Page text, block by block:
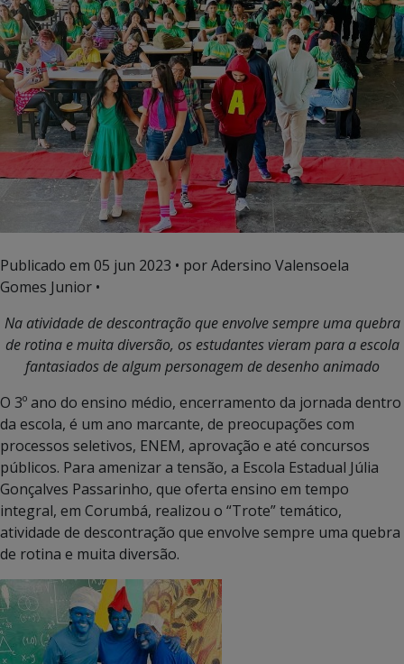
Publicado em 05 jun 2023 • por Adersino Valensoela
Gomes Junior •
Na atividade de descontração que envolve sempre uma quebra
de rotina e muita diversão, os estudantes vieram para a escola
fantasiados de algum personagem de desenho animado
O 3º ano do ensino médio, encerramento da jornada dentro
da escola, é um ano marcante, de preocupações com
processos seletivos, ENEM, aprovação e até concursos
públicos. Para amenizar a tensão, a Escola Estadual Júlia
Gonçalves Passarinho, que oferta ensino em tempo
integral, em Corumbá, realizou o “Trote” temático,
atividade de descontração que envolve sempre uma quebra
de rotina e muita diversão.